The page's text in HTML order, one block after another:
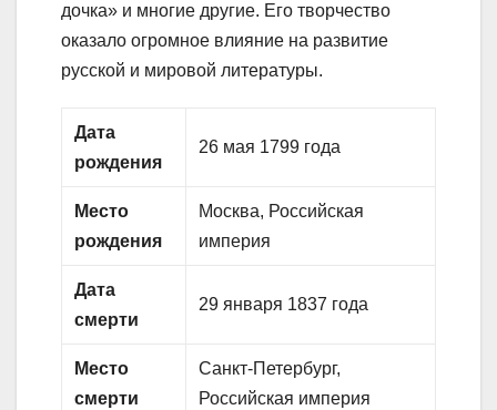
дочка» и многие другие. Его творчество
оказало огромное влияние на развитие
русской и мировой литературы.
Дата
рождения
26 мая 1799 года
Место
рождения
Москва, Российская
империя
Дата
смерти
29 января 1837 года
Место
смерти
Санкт-Петербург,
Российская империя